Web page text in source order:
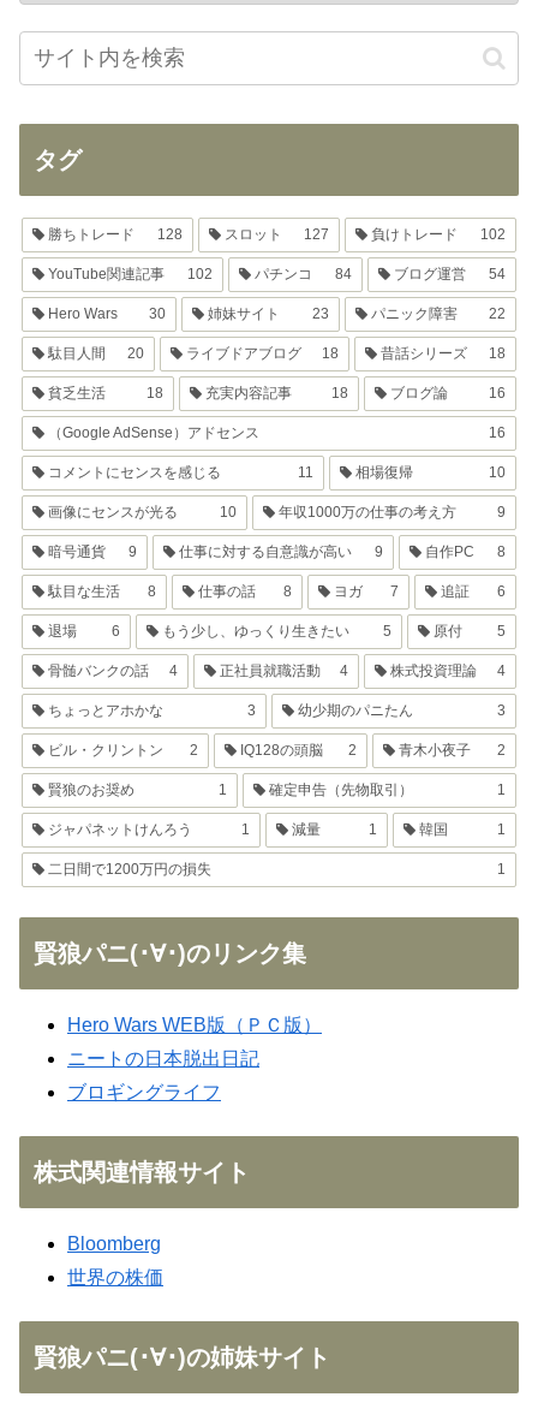
タグ
勝ちトレード 128 スロット 127 負けトレード 102
YouTube関連記事 102 パチンコ 84 ブログ運営 54
Hero Wars 30 姉妹サイト 23 パニック障害 22
駄目人間 20 ライブドアブログ 18 昔話シリーズ 18
貧乏生活 18 充実内容記事 18 ブログ論 16
（Google AdSense）アドセンス 16
コメントにセンスを感じる 11 相場復帰 10
画像にセンスが光る 10 年収1000万の仕事の考え方 9
暗号通貨 9 仕事に対する自意識が高い 9 自作PC 8
駄目な生活 8 仕事の話 8 ヨガ 7 追証 6
退場 6 もう少し、ゆっくり生きたい 5 原付 5
骨髄バンクの話 4 正社員就職活動 4 株式投資理論 4
ちょっとアホかな 3 幼少期のパニたん 3
ビル・クリントン 2 IQ128の頭脳 2 青木小夜子 2
賢狼のお奨め 1 確定申告（先物取引） 1
ジャパネットけんろう 1 減量 1 韓国 1
二日間で1200万円の損失 1
賢狼パニ(･∀･)のリンク集
Hero Wars WEB版（ＰＣ版）
ニートの日本脱出日記
ブロギングライフ
株式関連情報サイト
Bloomberg
世界の株価
賢狼パニ(･∀･)の姉妹サイト